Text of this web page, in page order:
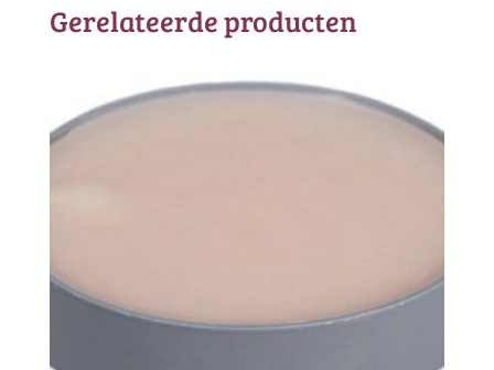
Gerelateerde producten